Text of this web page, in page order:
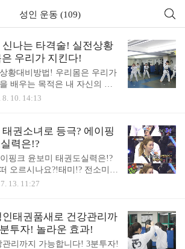
성인 운동 (109)
나는 타격술! 실전상황
우리가 지킨다!
황대비방법! 우리몸은 우리가
배우는 목적은 내 자신의 수
!타인으로부터! 내 자신을 보호
모든걸 사용 할 수 있는 수련
도
8. 10. 14:13
권소녀로 등극? 에이핑
력은!?
핑크 윤보미 태권도실력은!?
오르시나요?!태미!? 전소미!?
에 천만 태권도 수련생들이 환
13. 11:27
태권품새로 건강관리까
투자! 놀라운 효과!
리까지 가능합니다! 3분투자!